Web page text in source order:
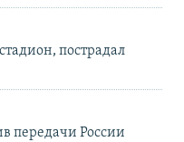
пострадал
передачи России